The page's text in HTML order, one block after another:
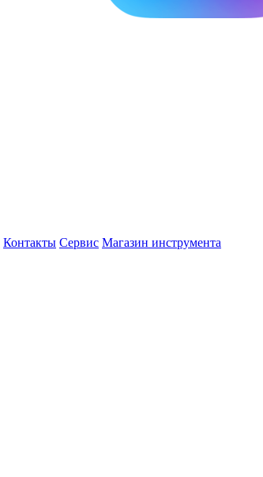
Контакты Сервис Магазин инструмента